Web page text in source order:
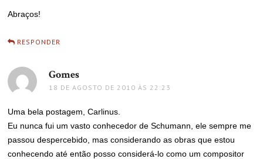
Abraços!
RESPONDER
Gomes
18 DE AGOSTO DE 2010 ÀS 22:23
Uma bela postagem, Carlinus.
Eu nunca fui um vasto conhecedor de Schumann, ele sempre me
passou despercebido, mas considerando as obras que estou
conhecendo até então posso considerá-lo como um compositor